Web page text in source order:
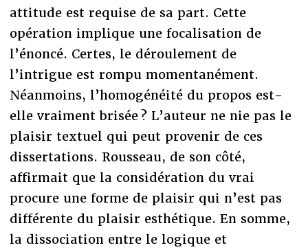
attitude est requise de sa part. Cette
opération implique une focalisation de
l’énoncé. Certes, le déroulement de
l’intrigue est rompu momentanément.
Néanmoins, l’homogénéité du propos est-
elle vraiment brisée ? L’auteur ne nie pas le
plaisir textuel qui peut provenir de ces
dissertations. Rousseau, de son côté,
affirmait que la considération du vrai
procure une forme de plaisir qui n’est pas
différente du plaisir esthétique. En somme,
la dissociation entre le logique et